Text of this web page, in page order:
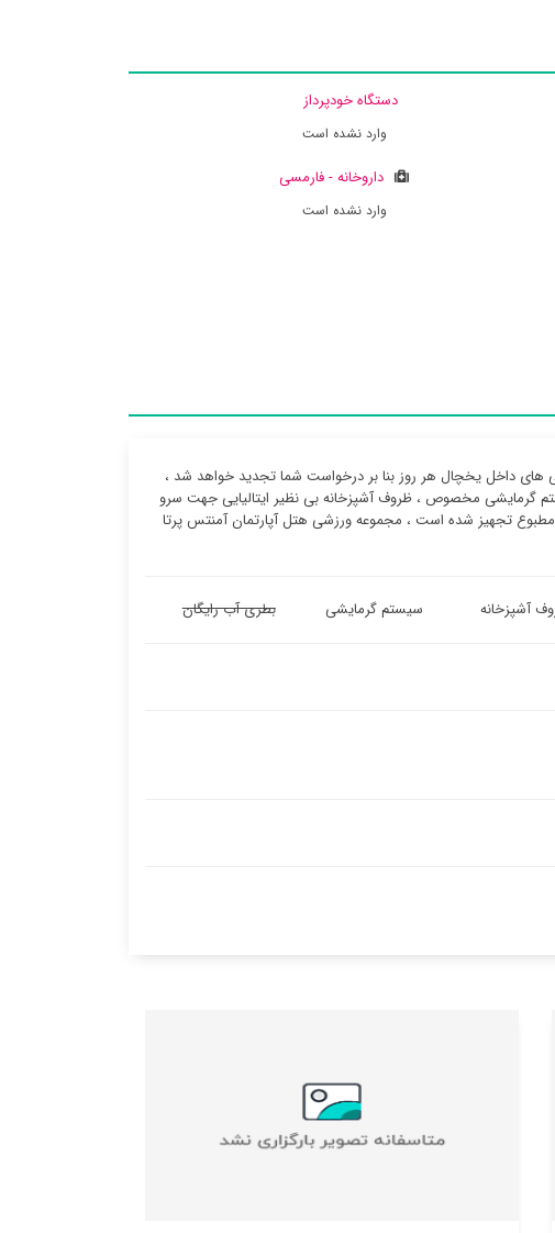
دستگاه خودپرداز
وارد نشده است
داروخانه - فارمسی
وارد نشده است
های داخل یخچال هر روز بنا بر درخواست شما تجدید خواهد شد ،
گرمایشی مخصوص ، ظروف آشپزخانه بی نظیر ایتالیایی جهت سرو
مطبوع تجهیز شده است ، مجموعه ورزشی هتل آپارتمان آمنتس پرتا
آشپزخانه سیستم گرمایشی بطری آب رایگان